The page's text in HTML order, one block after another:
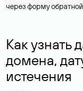
через форму
Как узнать
домена,
истечения